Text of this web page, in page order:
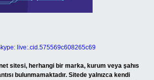
live:.cid.575569c608265c69
sitesi, herhangi bir marka, kurum veya şahıs
bulunmamaktadır. Sitede yalnızca kendi